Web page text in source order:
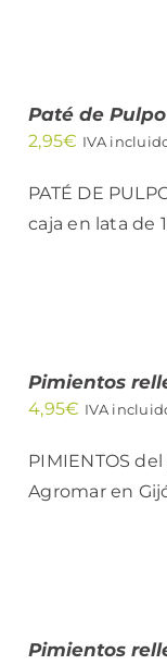
Paté de Pulpo
2,95€ IVA
PATÉ DE
caja en lata de
Pimientos
4,95€ IVA
PIMIENTOS
Agromar en
Pimientos